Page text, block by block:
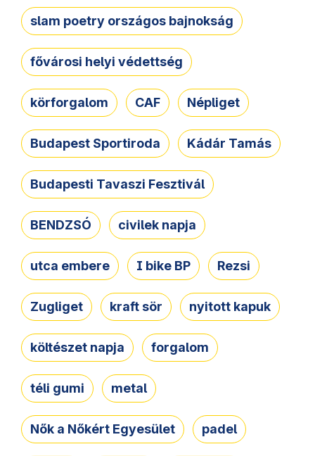
slam poetry országos bajnokság
fővárosi helyi védettség
körforgalom CAF Népliget
Budapest Sportiroda Kádár Tamás
Budapesti Tavaszi Fesztivál
BENDZSÓ civilek napja
utca embere I bike BP Rezsi
Zugliget kraft sör nyitott kapuk
költészet napja forgalom
téli gumi metal
Nők a Nőkért Egyesület padel